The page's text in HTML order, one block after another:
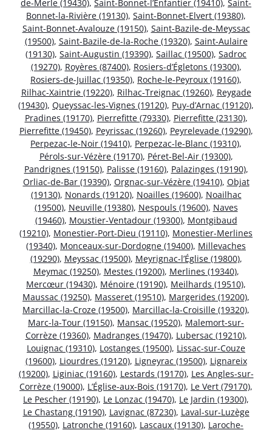
de-Merle (19430), Saint-Bonnet-l’Enfantier (19410), Saint-
Bonnet-la-Rivière (19130), Saint-Bonnet-Elvert (19380),
Saint-Bonnet-Avalouze (19150), Saint-Bazile-de-Meyssac
(19500), Saint-Bazile-de-la-Roche (19320), Saint-Aulaire
(19130), Saint-Augustin (19390), Saillac (19500), Sadroc
(19270), Royères (87400), Rosiers-d’Égletons (19300),
Rosiers-de-Juillac (19350), Roche-le-Peyroux (19160),
Rilhac-Xaintrie (19220), Rilhac-Treignac (19260), Reygade
(19430), Queyssac-les-Vignes (19120), Puy-d’Arnac (19120),
Pradines (19170), Pierrefitte (79330), Pierrefitte (23130),
Pierrefitte (19450), Peyrissac (19260), Peyrelevade (19290),
Perpezac-le-Noir (19410), Perpezac-le-Blanc (19310),
Pérols-sur-Vézère (19170), Péret-Bel-Air (19300),
Pandrignes (19150), Palisse (19160), Palazinges (19190),
Orliac-de-Bar (19390), Orgnac-sur-Vézère (19410), Objat
(19130), Nonards (19120), Noailles (19600), Noailhac
(19500), Neuville (19380), Nespouls (19600), Naves
(19460), Moustier-Ventadour (19300), Montgibaud
(19210), Monestier-Port-Dieu (19110), Monestier-Merlines
(19340), Monceaux-sur-Dordogne (19400), Millevaches
(19290), Meyssac (19500), Meyrignac-l’Église (19800),
Meymac (19250), Mestes (19200), Merlines (19340),
Mercœur (19430), Ménoire (19190), Meilhards (19510),
Maussac (19250), Masseret (19510), Margerides (19200),
Marcillac-la-Croze (19500), Marcillac-la-Croisille (19320),
Marc-la-Tour (19150), Mansac (19520), Malemort-sur-
Corrèze (19360), Madranges (19470), Lubersac (19210),
Louignac (19310), Lostanges (19500), Lissac-sur-Couze
(19600), Liourdres (19120), Ligneyrac (19500), Lignareix
(19200), Liginiac (19160), Lestards (19170), Les Angles-sur-
Corrèze (19000), L’Église-aux-Bois (19170), Le Vert (79170),
Le Pescher (19190), Le Lonzac (19470), Le Jardin (19300),
Le Chastang (19190), Lavignac (87230), Laval-sur-Luzège
(19550), Latronche (19160), Lascaux (19130), Laroche-